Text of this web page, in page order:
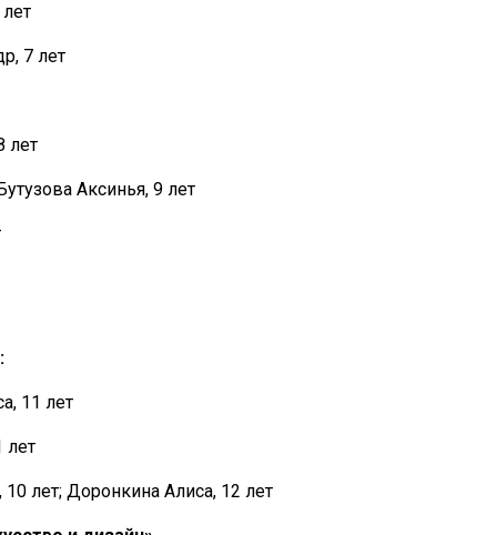
7 лет
лет
Аксинья, 9 лет
11 лет
лет
лет; Доронкина Алиса, 12 лет